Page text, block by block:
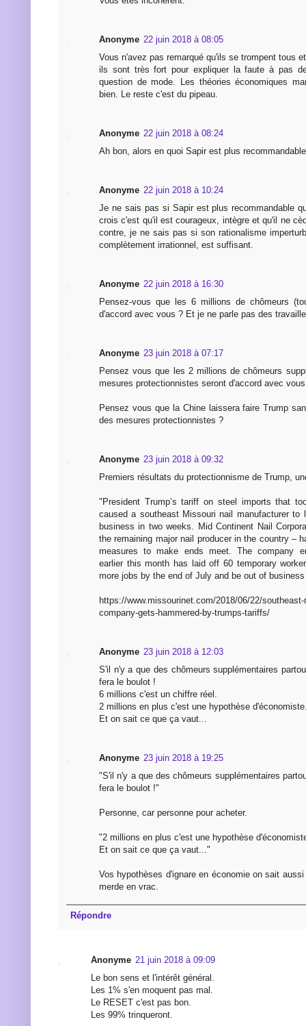
Anonyme 22 juin 2018 à 08:05
Vous n'avez pas remarqué qu'ils se trompent tous
ils sont très fort pour expliquer la faute à pas
question de mode. Les théories économiques
bien. Le reste c'est du pipeau.
Anonyme 22 juin 2018 à 08:24
Ah bon, alors en quoi Sapir est plus
Anonyme 22 juin 2018 à 10:24
Je ne sais pas si Sapir est plus recommandable
crois c'est qu'il est courageux, intègre et qu'il ne
contre, je ne sais pas si son rationalisme
complètement irrationnel, est suffisant.
Anonyme 22 juin 2018 à 16:30
Pensez-vous que les 6 millions de chômeurs
d'accord avec vous ? Et je ne parle pas des
Anonyme 23 juin 2018 à 07:17
Pensez vous que les 2 millions de chômeurs
mesures protectionnistes seront d'accord avec
Pensez vous que la Chine laissera faire Trump
des mesures protectionnistes ?
Anonyme 23 juin 2018 à 09:32
Premiers résultats du protectionnisme de Trump,
"President Trump’s tariff on steel imports that
caused a southeast Missouri nail manufacturer to
business in two weeks. Mid Continent Nail
the remaining major nail producer in the country –
measures to make ends meet. The company
earlier this month has laid off 60 temporary
more jobs by the end of July and be out of
https://www.missourinet.com/2018/06/22/
company-gets-hammered-by-trumps-tariffs/
Anonyme 23 juin 2018 à 12:03
S'il n'y a que des chômeurs supplémentaires
fera le boulot !
6 millions c'est un chiffre réel.
2 millions en plus c'est une hypothèse
Et on sait ce que ça vaut...
Anonyme 23 juin 2018 à 19:25
"S'il n'y a que des chômeurs supplémentaires
fera le boulot !"
Personne, car personne pour acheter.
"2 millions en plus c'est une hypothèse
Et on sait ce que ça vaut..."
Vos hypothèses d'ignare en économie on sait
merde en vrac.
Répondre
Anonyme 21 juin 2018 à 09:09
Le bon sens et l'intérêt général.
Les 1% s'en moquent pas mal.
Le RESET c'est pas bon.
Les 99% trinqueront.